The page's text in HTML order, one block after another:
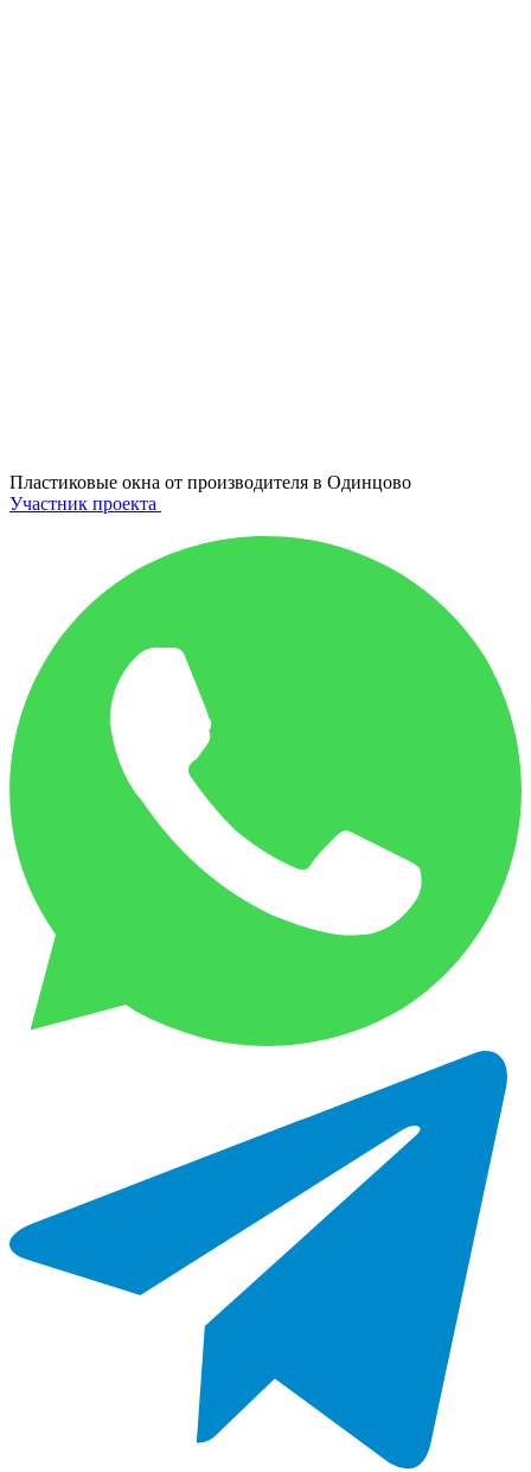
Пластиковые окна от производителя в Одинцово
Участник проекта